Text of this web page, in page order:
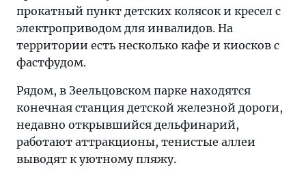
прокатный пункт детских колясок и кресел с
электроприводом для инвалидов. На
территории есть несколько кафе и киосков с
фастфудом.
Рядом, в Зеельцовском парке находятся
конечная станция детской железной дороги,
недавно открывшийся дельфинарий,
работают аттракционы, тенистые аллеи
выводят к уютному пляжу.